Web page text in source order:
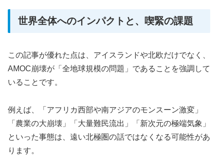
世界全体へのインパクトと、喫緊の課題
この記事が優れた点は、アイスランドや北欧だけでなく、
AMOC崩壊が「全地球規模の問題」であることを強調して
いることです。
例えば、「アフリカ西部や南アジアのモンスーン激変」
「農業の大崩壊」「大量難民流出」「新次元の極端気象」
といった事態は、遠い北極圏の話ではなくなる可能性があ
ります。